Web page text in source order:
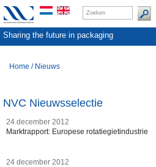
Sharing the future in packaging
Home / Nieuws
NVC Nieuwsselectie
24 december 2012
Marktrapport: Europese rotatiegietindustrie
24 december 2012